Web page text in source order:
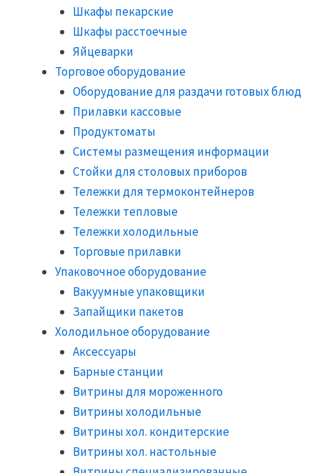
Шкафы пекарские
Шкафы расстоечные
Яйцеварки
Торговое оборудование
Оборудование для раздачи готовых блюд
Прилавки кассовые
Продуктоматы
Системы размещения информации
Стойки для столовых приборов
Тележки для термоконтейнеров
Тележки тепловые
Тележки холодильные
Торговые прилавки
Упаковочное оборудование
Вакуумные упаковщики
Запайщики пакетов
Холодильное оборудование
Аксессуары
Барные станции
Витрины для мороженного
Витрины холодильные
Витрины хол. кондитерские
Витрины хол. настольные